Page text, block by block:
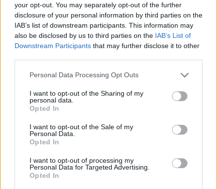
your opt-out. You may separately opt-out of the further
disclosure of your personal information by third parties on the
IAB’s list of downstream participants. This information may
also be disclosed by us to third parties on the IAB’s List of
Downstream Participants that may further disclose it to other
Please note that this website/app uses one or more Google
not limited to your visit or usage behaviour. You may click to
grant or deny consent to Google and its third-party tags to
use your data for below specified purposes in below Google
consent section.
Personal Data Processing Opt Outs
I want to opt-out of the Sharing of my
personal data.
Opted In
I want to opt-out of the Sale of my
Personal Data.
Opted In
I want to opt-out of processing my
Personal Data for Targeted Advertising.
Opted In
AUTORE
Staff